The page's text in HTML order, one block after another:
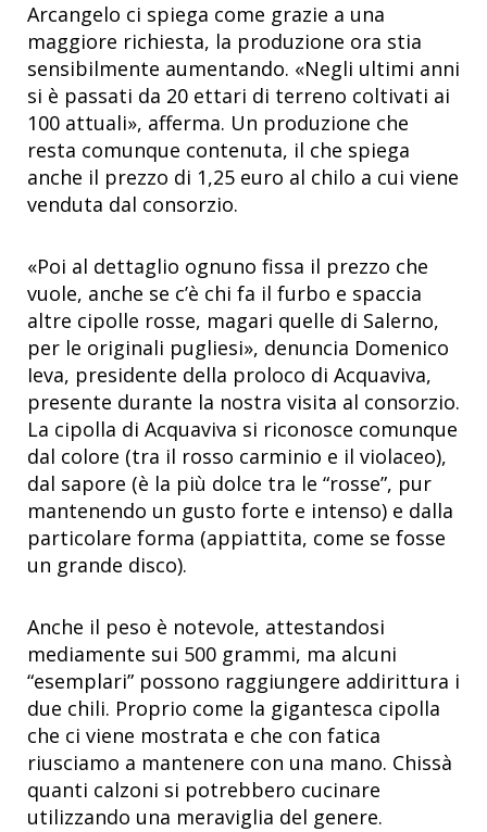
Arcangelo ci spiega come grazie a una
maggiore richiesta, la produzione ora stia
sensibilmente aumentando. «Negli ultimi anni
si è passati da 20 ettari di terreno coltivati ai
100 attuali», afferma. Un produzione che
resta comunque contenuta, il che spiega
anche il prezzo di 1,25 euro al chilo a cui viene
venduta dal consorzio.
«Poi al dettaglio ognuno fissa il prezzo che
vuole, anche se c’è chi fa il furbo e spaccia
altre cipolle rosse, magari quelle di Salerno,
per le originali pugliesi», denuncia Domenico
Ieva, presidente della proloco di Acquaviva,
presente durante la nostra visita al consorzio.
La cipolla di Acquaviva si riconosce comunque
dal colore (tra il rosso carminio e il violaceo),
dal sapore (è la più dolce tra le “rosse”, pur
mantenendo un gusto forte e intenso) e dalla
particolare forma (appiattita, come se fosse
un grande disco).
Anche il peso è notevole, attestandosi
mediamente sui 500 grammi, ma alcuni
“esemplari” possono raggiungere addirittura i
due chili. Proprio come la gigantesca cipolla
che ci viene mostrata e che con fatica
riusciamo a mantenere con una mano. Chissà
quanti calzoni si potrebbero cucinare
utilizzando una meraviglia del genere.